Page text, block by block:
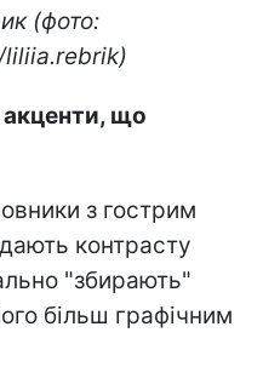
(фото:
liliia.rebrik)
акценти, що
з гострим
контрасту
"збирають"
більш графічним